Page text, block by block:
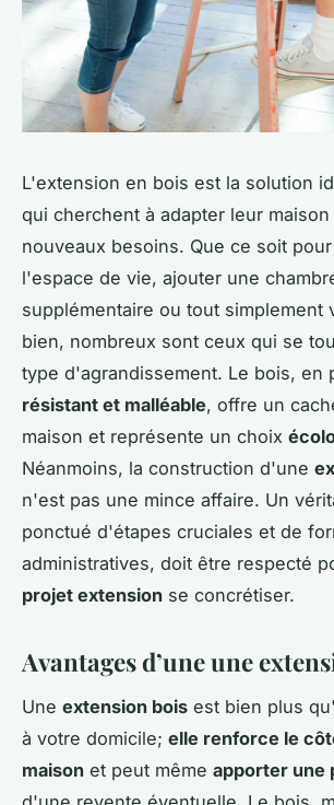
L'extension en bois est la solution
qui cherchent à adapter leur maison
nouveaux besoins. Que ce soit
l'espace de vie, ajouter une
supplémentaire ou tout simplement
bien, nombreux sont ceux qui se
type d'agrandissement. Le bois, en
résistant et malléable, offre un
maison et représente un choix
Néanmoins, la construction d'une
n'est pas une mince affaire. Un
ponctué d'étapes cruciales et de
administratives, doit être respecté
projet extension se concrétiser.
Avantages d’une une
Une extension bois est bien plus
à votre domicile; elle renforce le
maison et peut même apporter une